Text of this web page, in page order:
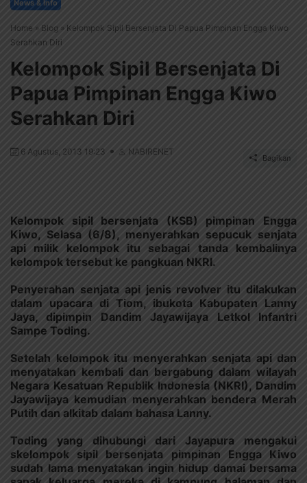
News & Info
Home » Blog » Kelompok Sipil Bersenjata Di Papua Pimpinan Engga Kiwo
Serahkan Diri
Kelompok Sipil Bersenjata Di
Papua Pimpinan Engga Kiwo
Serahkan Diri
6 Agustus, 2013 19:23 NABIRENET
Bagikan
Kelompok sipil bersenjata (KSB) pimpinan Engga
Kiwo, Selasa (6/8), menyerahkan sepucuk senjata
api milik kelompok itu sebagai tanda kembalinya
kelompok tersebut ke pangkuan NKRI.
Penyerahan senjata api jenis revolver itu dilakukan
dalam upacara di Tiom, ibukota Kabupaten Lanny
Jaya, dipimpin Dandim Jayawijaya Letkol Infantri
Sampe Toding.
Setelah kelompok itu menyerahkan senjata api dan
menyatakan kembali dan bergabung dalam wilayah
Negara Kesatuan Republik Indonesia (NKRI), Dandim
Jayawijaya kemudian menyerahkan bendera Merah
Putih dan alkitab dalam bahasa Lanny.
Toding yang dihubungi dari Jayapura mengakui
skelompok sipil bersenjata pimpinan Engga Kiwo
sudah lama menyatakan ingin hidup damai bersama